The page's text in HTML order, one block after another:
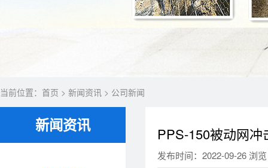
当前位置： 首页 > 新闻资讯 > 公司新闻
新闻资讯 PPS-150被动网冲
发布时间：2022-09-26 浏